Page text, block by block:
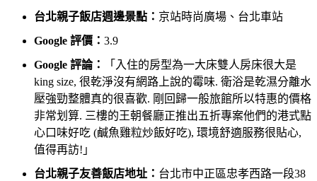
台北親子飯店週邊景點： 京站時尚廣場、台北車站
Google 評價： 3.9
Google 評論：
「入住的房型為一大床雙人房床很大是
king size, 很乾淨沒有網路上說的霉味. 衛浴是乾濕分離水
壓強勁整體真的很喜歡. 剛回歸一般旅館所以特惠的價格
非常划算. 三樓的王朝餐廳正推出五折專案他們的港式點
心口味好吃 (鹹魚雞粒炒飯好吃), 環境舒適服務很貼心,
值得再訪!」
台北親子友善飯店地址： 台北市中正區忠孝西路一段38